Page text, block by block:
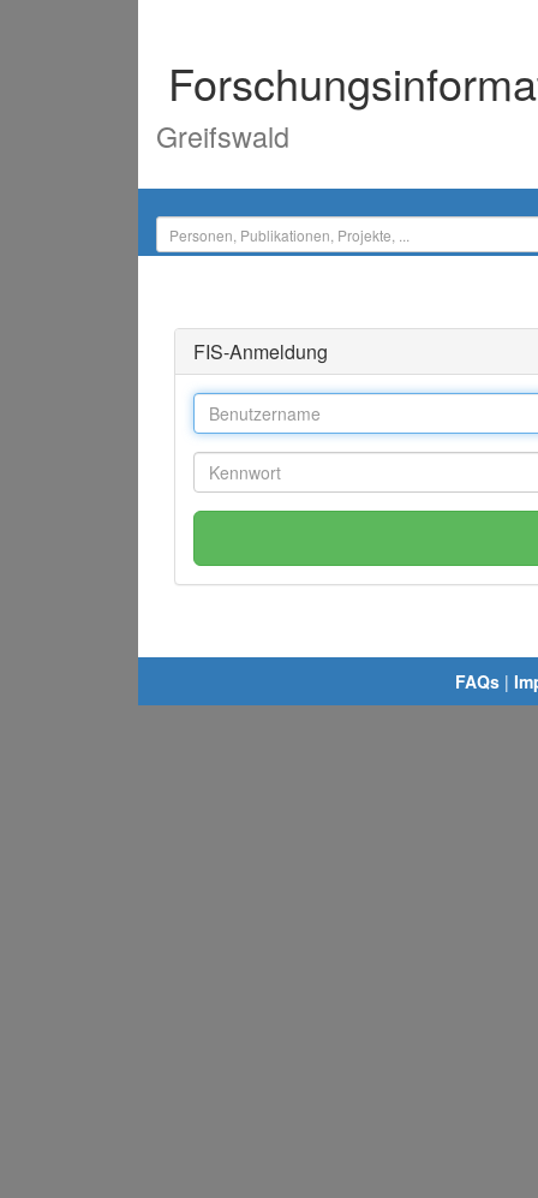
Greifswald
FIS-Anmeldung
FAQs |